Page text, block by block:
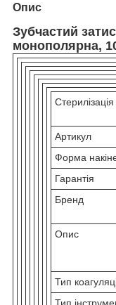
Опис
Зубчастий
монополярна,
Стерилізація
Артикул
Форма
Гарантія
Бренд
Опис
Тип
Тип